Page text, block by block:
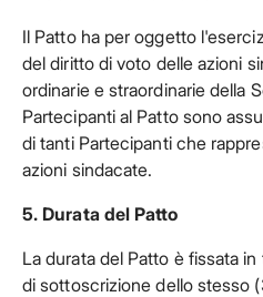
Il Patto ha per oggetto
del diritto di voto delle azioni
ordinarie e straordinarie della
Partecipanti al Patto sono
di tanti Partecipanti che
azioni sindacate.
5. Durata del Patto
La durata del Patto è fissata
di sottoscrizione dello stesso